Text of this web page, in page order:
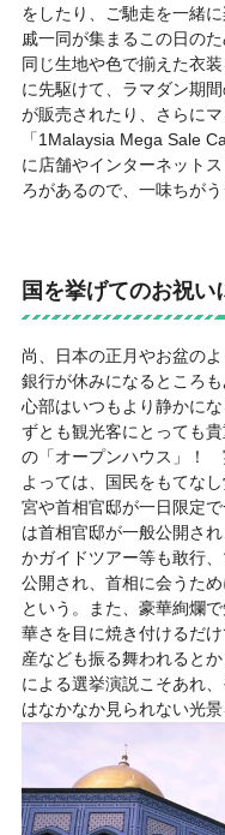
をしたり、ご馳走を一緒
戚一同が集まるこの日の
同じ生地や色で揃えた衣
に先駆けて、ラマダン期
が販売されたり、さらに
「1Malaysia Mega Sale
に店舗やインターネット
ろがあるので、一味ちが
国を挙げてのお祝い
尚、日本の正月やお盆の
銀行が休みになるところ
心部はいつもより静かに
ずとも観光客にとっても
の「オープンハウス」！
よっては、国民をもてな
宮や首相官邸が一日限定
は首相官邸が一般公開さ
かガイドツアー等も敢行
公開され、首相に会うた
という。また、豪華絢爛
華さを目に焼き付けるだ
産なども振る舞われると
による選挙演説こそあれ
はなかなか見られない光